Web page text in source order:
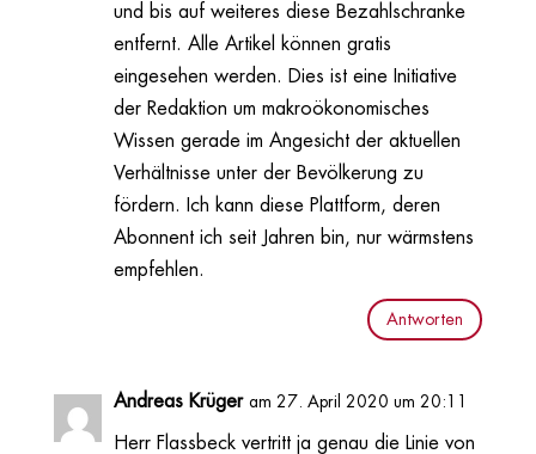
und bis auf weiteres diese Bezahlschranke
entfernt. Alle Artikel können gratis
eingesehen werden. Dies ist eine Initiative
der Redaktion um makroökonomisches
Wissen gerade im Angesicht der aktuellen
Verhältnisse unter der Bevölkerung zu
fördern. Ich kann diese Plattform, deren
Abonnent ich seit Jahren bin, nur wärmstens
empfehlen.
Antworten
Andreas Krüger am 27. April 2020 um 20:11
Herr Flassbeck vertritt ja genau die Linie von